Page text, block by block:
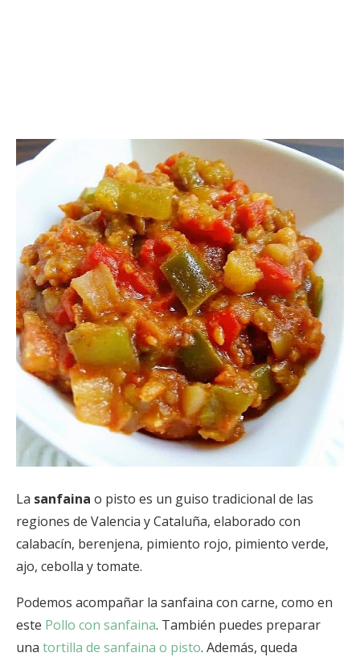
La sanfaina o pisto es un guiso tradicional de las
regiones de Valencia y Cataluña, elaborado con
calabacín, berenjena, pimiento rojo, pimiento verde,
ajo, cebolla y tomate.
Podemos acompañar la sanfaina con carne, como en
este Pollo con sanfaina. También puedes preparar
una tortilla de sanfaina o pisto. Además, queda